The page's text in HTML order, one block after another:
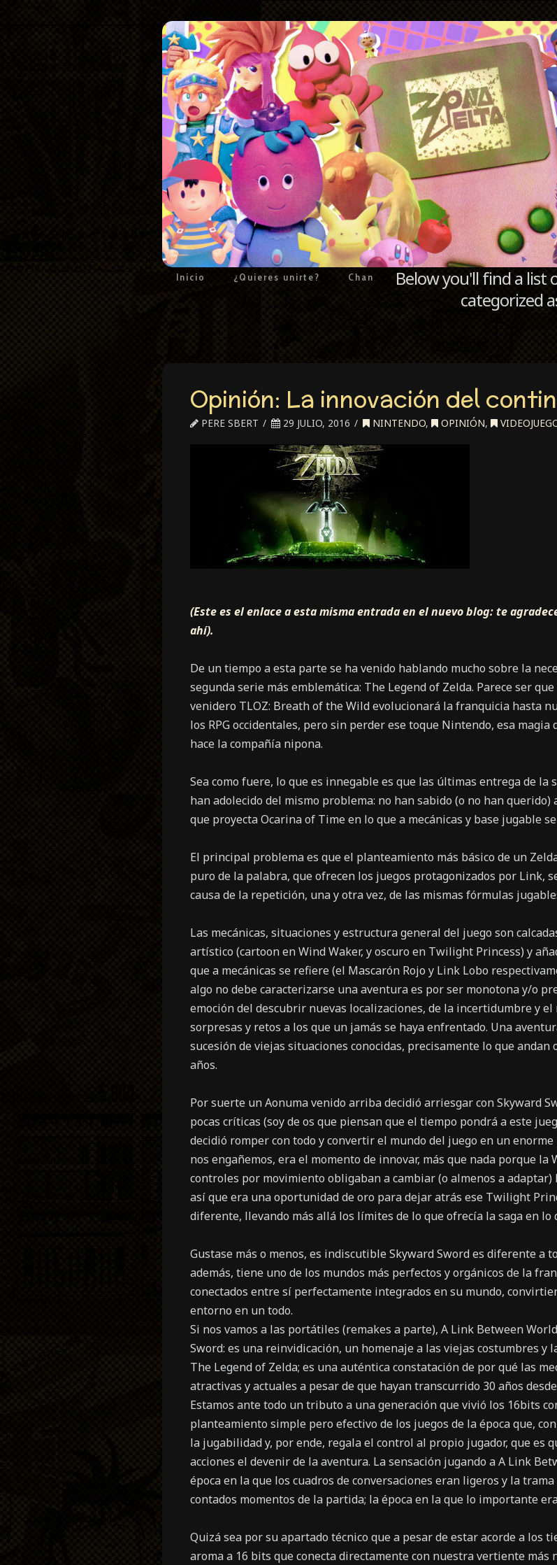
Inicio ¿Quieres unirte? Chan
Below you'll find a list
categorized
Opinión: La innovación del
PERE SBERT 29 JULIO, 2016 NINTENDO, OPINIÓN,
(Este es el enlace a esta misma entrada en el nuevo blog: te
ahí).
De un tiempo a esta parte se ha venido hablando mucho sobre la
segunda serie más emblemática: The Legend of Zelda. Parece ser
venidero TLOZ: Breath of the Wild evolucionará la franquicia hasta
los RPG occidentales, pero sin perder ese toque Nintendo, esa
hace la compañía nipona.
Sea como fuere, lo que es innegable es que las últimas entrega de la
han adolecido del mismo problema: no han sabido (o no han
que proyecta Ocarina of Time en lo que a mecánicas y base jugable
El principal problema es que el planteamiento más básico de un
puro de la palabra, que ofrecen los juegos protagonizados por Link,
causa de la repetición, una y otra vez, de las mismas fórmulas
Las mecánicas, situaciones y estructura general del juego son
artístico (cartoon en Wind Waker, y oscuro en Twilight Princess) y
que a mecánicas se refiere (el Mascarón Rojo y Link Lobo
algo no debe caracterizarse una aventura es por ser monotona y/o
emoción del descubrir nuevas localizaciones, de la incertidumbre y
sorpresas y retos a los que un jamás se haya enfrentado. Una
sucesión de viejas situaciones conocidas, precisamente lo que
años.
Por suerte un Aonuma venido arriba decidió arriesgar con Skyward
pocas críticas (soy de os que piensan que el tiempo pondrá a este
decidió romper con todo y convertir el mundo del juego en un
nos engañemos, era el momento de innovar, más que nada porque la
controles por movimiento obligaban a cambiar (o almenos a
así que era una oportunidad de oro para dejar atrás ese Twilight
diferente, llevando más allá los límites de lo que ofrecía la saga en lo
Gustase más o menos, es indiscutible Skyward Sword es diferente a
además, tiene uno de los mundos más perfectos y orgánicos de la
conectados entre sí perfectamente integrados en su mundo,
entorno en un todo.
Si nos vamos a las portátiles (remakes a parte), A Link Between
Sword: es una reinvidicación, un homenaje a las viejas costumbres y
The Legend of Zelda; es una auténtica constatación de por qué las
atractivas y actuales a pesar de que hayan transcurrido 30 años
Estamos ante todo un tributo a una generación que vivió los 16bits
planteamiento simple pero efectivo de los juegos de la época que,
la jugabilidad y, por ende, regala el control al propio jugador, que es
acciones el devenir de la aventura. La sensación jugando a A Link
época en la que los cuadros de conversaciones eran ligeros y la
contados momentos de la partida; la época en la que lo importante
Quizá sea por su apartado técnico que a pesar de estar acorde a los
aroma a 16 bits que conecta directamente con nuestra vertiente más